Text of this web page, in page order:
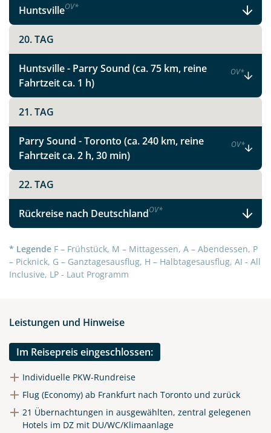
HuntsvilleOV*
20. TAG
Huntsville - Parry Sound (ca. 75 km, reine
Fahrtzeit ca. 1 h)
OV*
21. TAG
Parry Sound - Toronto (ca. 240 km, reine
Fahrtzeit ca. 2 h, 30 min)
OV*
22. TAG
Rückreise nach DeutschlandOV*
* Legende F – Frühstück, M – Mittagessen, A – Abendessen, P
– Picknick, G – Ganztagesausflug, H – Halbtagesausflug, AI - All
Inclusive, LP - Laut Programm
Leistungen und Hinweise
Im Reisepreis eingeschlossen:
Individuelle PKW-Rundreise
Flug (Economy) ab Frankfurt nach Toronto und zurück
21 Übernachtungen in ausgewählten, zentral gelegenen
Hotels im DZ mit DU/WC/Klimaanlage